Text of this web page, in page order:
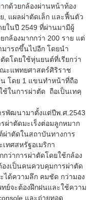
กด้วยกล้องผ่านหน้าท้อง
, แผลผ่าตัดเล็ก และฟื้นตัว
ในปี 2549 ที่ผ่านมามีผู้
กล้องมากกว่า 200 ราย แต่
ารถขึ้นไปอีก โดยนำ
ดโดยใช้หุ่นยนต์ที่เรียกว่า
ะแพทยศาสตร์ศิริราช
โดย 1 แขนทำหน้าที่ถือ
ในการผ่าตัด ถือเป็นเทคฺ
พัฒนามาตั้งแต่ปีพ.ศ.2543
าตัดมะเร็งต่อมลูกหมาก
าตัดในสถาบันทางการ
ทศสหรัฐอเมริกา
ว่าการผ่าตัดโดยใช้กล้อง
งเป็นคนควบคุมการผ่าตัด
ได้ความลึก คมชัด กว่ามอง
ย์จะต้องฝึกฝนและใช้ความ
และถ่ายทอด